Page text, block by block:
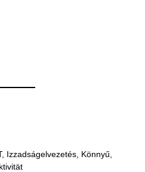
Izzadságelvezetés, Könnyű,